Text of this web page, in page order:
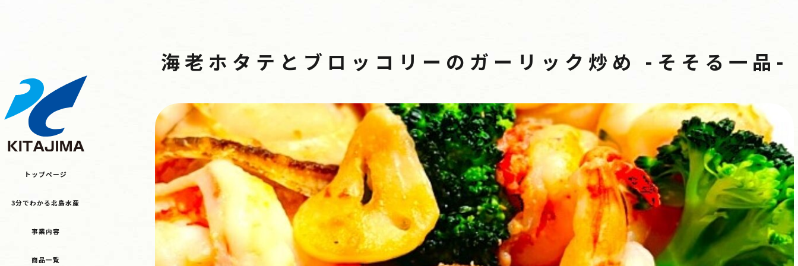
レシピ
最新情報
採用情報
お問い合わせ
JA
トップページ
3分でわかる北島水産
事業内容
商品一覧
海老ホタテとブロッコリーのガーリック炒め -そそる一品-